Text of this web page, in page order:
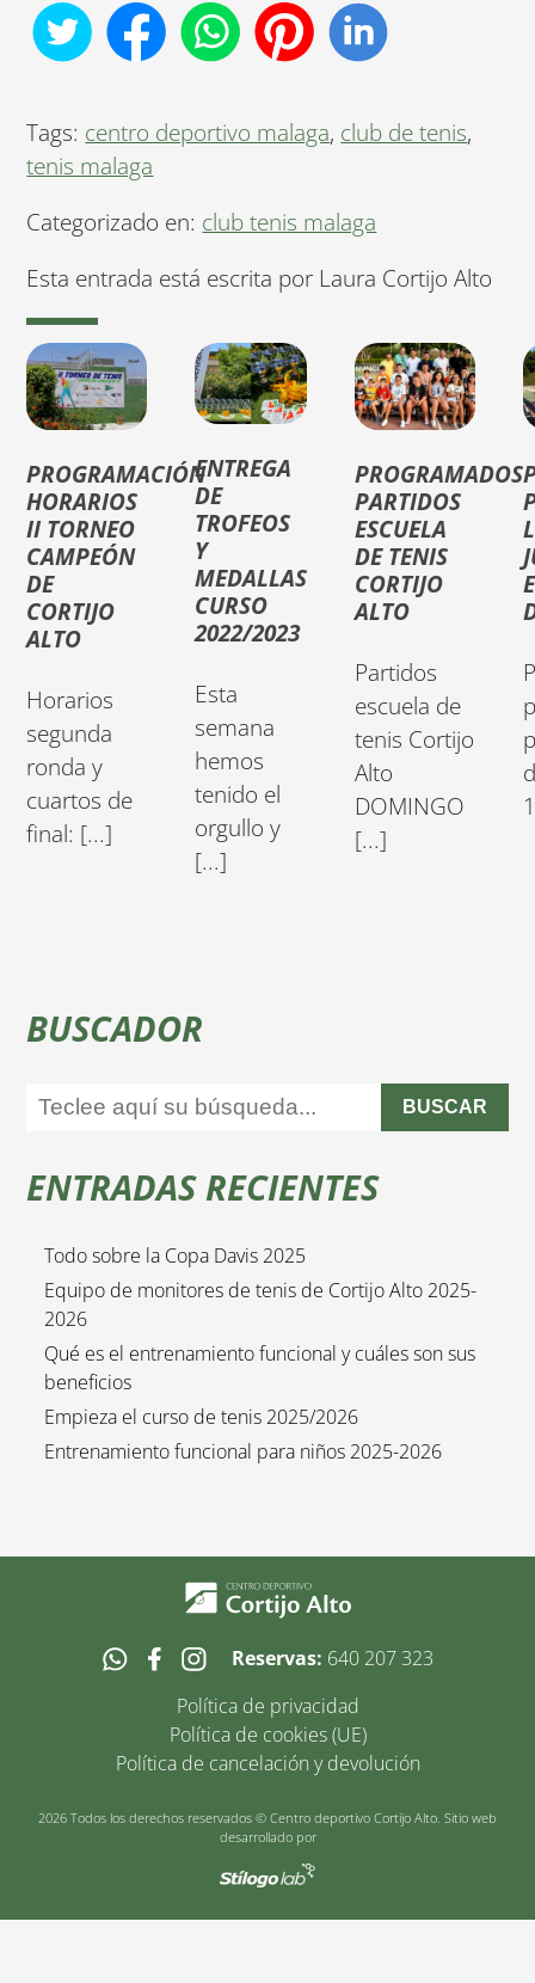
Tags: centro deportivo malaga, club de tenis,
tenis malaga
Categorizado en: club tenis malaga
Esta entrada está escrita por Laura Cortijo Alto
PROGRAMACIÓN
HORARIOS
II TORNEO
CAMPEÓN
DE
CORTIJO
ALTO
Horarios
segunda
ronda y
cuartos de
final: [...]
ENTREGA
DE
TROFEOS
Y
MEDALLAS
CURSO
2022/2023
Esta
semana
hemos
tenido el
orgullo y
[...]
PROGRAMADOS
PARTIDOS
ESCUELA
DE TENIS
CORTIJO
ALTO
Partidos
escuela de
tenis Cortijo
Alto
DOMINGO
[...]
BUSCADOR
BUSCAR
ENTRADAS RECIENTES
Todo sobre la Copa Davis 2025
Equipo de monitores de tenis de Cortijo Alto 2025-
2026
Qué es el entrenamiento funcional y cuáles son sus
beneficios
Empieza el curso de tenis 2025/2026
Entrenamiento funcional para niños 2025-2026
Reservas: 640 207 323
Política de privacidad
Política de cookies (UE)
Política de cancelación y devolución
2026 Todos los derechos reservados © Centro deportivo Cortijo Alto. Sitio web
desarrollado por